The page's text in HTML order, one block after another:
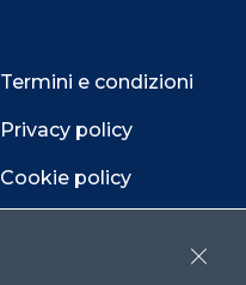
Termini e condizioni
Privacy policy
Cookie policy